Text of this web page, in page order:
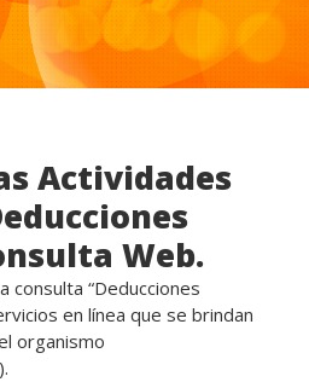
Actividades
Web.
consulta “Deducciones
en línea que se brindan
organismo
).